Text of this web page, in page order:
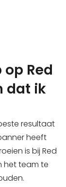
Red
dat ik
resultaat
heeft
is bij Red
het team te